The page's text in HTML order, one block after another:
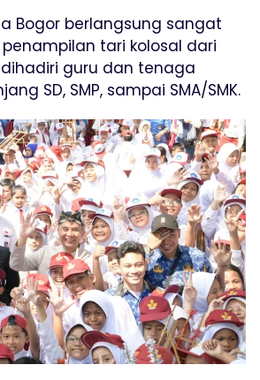
Bogor berlangsung sangat
tari kolosal dari
guru dan tenaga
SD, SMP, sampai SMA/SMK.